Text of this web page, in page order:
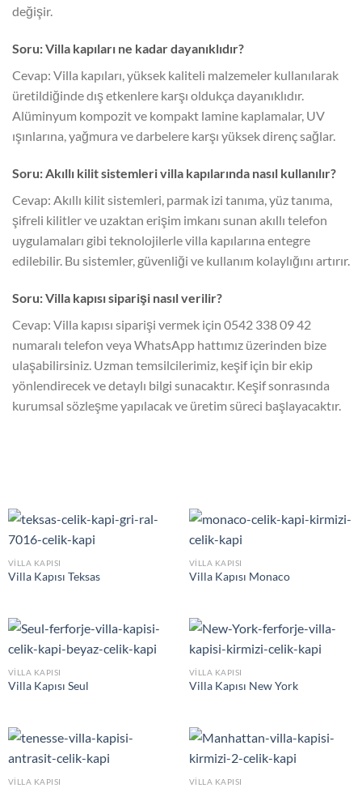
değişir.
Soru: Villa kapıları ne kadar dayanıklıdır?
Cevap: Villa kapıları, yüksek kaliteli malzemeler kullanılarak
üretildiğinde dış etkenlere karşı oldukça dayanıklıdır.
Alüminyum kompozit ve kompakt lamine kaplamalar, UV
ışınlarına, yağmura ve darbelere karşı yüksek direnç sağlar.
Soru: Akıllı kilit sistemleri villa kapılarında nasıl kullanılır?
Cevap: Akıllı kilit sistemleri, parmak izi tanıma, yüz tanıma,
şifreli kilitler ve uzaktan erişim imkanı sunan akıllı telefon
uygulamaları gibi teknolojilerle villa kapılarına entegre
edilebilir. Bu sistemler, güvenliği ve kullanım kolaylığını artırır.
Soru: Villa kapısı siparişi nasıl verilir?
Cevap: Villa kapısı siparişi vermek için 0542 338 09 42
numaralı telefon veya WhatsApp hattımız üzerinden bize
ulaşabilirsiniz. Uzman temsilcilerimiz, keşif için bir ekip
yönlendirecek ve detaylı bilgi sunacaktır. Keşif sonrasında
kurumsal sözleşme yapılacak ve üretim süreci başlayacaktır.
VILLA KAPISI
Villa Kapısı Teksas
VILLA KAPISI
Villa Kapısı Monaco
VILLA KAPISI
Villa Kapısı Seul
VILLA KAPISI
Villa Kapısı New York
VILLA KAPISI VILLA KAPISI